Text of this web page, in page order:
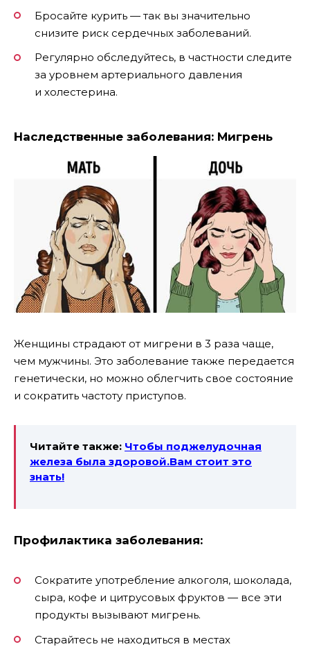
Бросайте курить — так вы значительно
снизите риск сердечных заболеваний.
Регулярно обследуйтесь, в частности следите
за уровнем артериального давления
и холестерина.
Наследственные заболевания: Мигрень
Женщины страдают от мигрени в 3 раза чаще,
чем мужчины. Это заболевание также передается
генетически, но можно облегчить свое состояние
и сократить частоту приступов.
Читайте также: Чтобы поджелудочная
железа была здоровой.Вам стоит это
знать!
Профилактика заболевания:
Сократите употребление алкоголя, шоколада,
сыра, кофе и цитрусовых фруктов — все эти
продукты вызывают мигрень.
Старайтесь не находиться в местах